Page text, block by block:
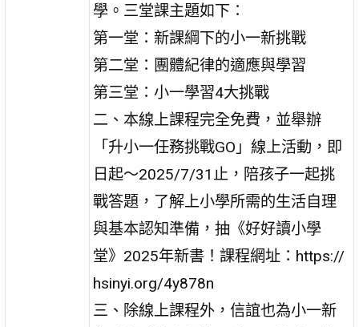
學。三堂課主題如下：
第一堂：新課綱下的小一新挑戰
第二堂：團體紀律的適應與學習
第三堂：小一學習4大挑戰
二、本線上課程完全免費，並舉辦
「升小一任務挑戰GO」線上活動，即
日起～2025/7/31止，陪孩子一起挑
戰答題，了解上小學所需的生活自理
與基本認知準備，抽《好好讀小學
堂》2025年新書！課程網址：https://
hsinyi.org/4y878n
三、除線上課程外，信誼也為小一新